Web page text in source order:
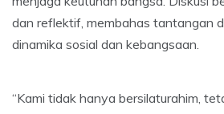
dan reflektif, membahas tantangan
dinamika sosial dan kebangsaan.
“Kami tidak hanya bersilaturahim,